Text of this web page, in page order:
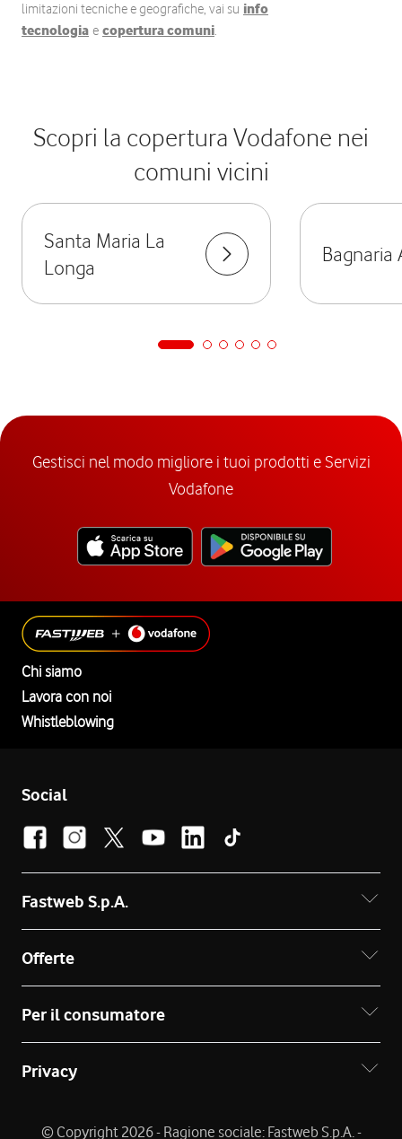
limitazioni tecniche e geografiche, vai su info
tecnologia e copertura comuni.
Scopri la copertura Vodafone nei
comuni vicini
Santa Maria La
Longa
Bagnaria
Gestisci nel modo migliore i tuoi prodotti e Servizi
Vodafone
Chi siamo
Lavora con noi
Whistleblowing
Social
Fastweb S.p.A.
Offerte
Per il consumatore
Privacy
© Copyright 2026 - Ragione sociale: Fastweb S.p.A. -